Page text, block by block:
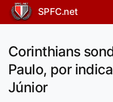
SPFC.net
Corinthians
Paulo, por
Júnior